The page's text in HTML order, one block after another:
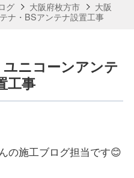
グ 大阪府枚方市
大阪
ナ・BSアンテナ設置工事
ニコーンアンテ
工事
の施工ブログ担当です😊